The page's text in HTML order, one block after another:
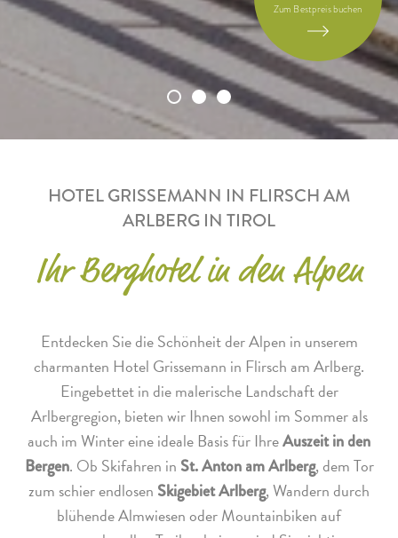
Zum Bestpreis buchen
HOTEL GRISSEMANN IN FLIRSCH AM
ARLBERG IN TIROL
Ihr Berghotel in den Alpen
Entdecken Sie die Schönheit der Alpen in unserem
charmanten Hotel Grissemann in Flirsch am Arlberg.
Eingebettet in die malerische Landschaft der
Arlbergregion, bieten wir Ihnen sowohl im Sommer als
auch im Winter eine ideale Basis für IhreAuszeit in den
Bergen. Ob Skifahren in St. Anton am Arlberg, dem Tor
zum schier endlosen Skigebiet Arlberg, Wandern durch
blühende Almwiesen oder Mountainbiken auf